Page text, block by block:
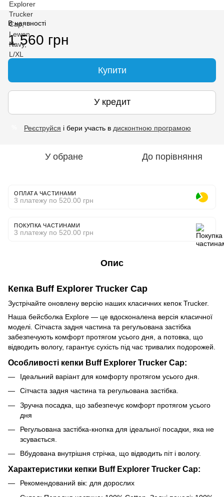
В наявності
1 560 грн
Купити
У кредит
Реєструйся і бери участь в дисконтною програмою
У обране До порівняння
ОПЛАТА ЧАСТИНАМИ
3 платежу по 520.00 грн
ПОКУПКА ЧАСТИНАМИ
3 платежу по 520.00 грн
Опис
Кепка Buff Explorer Trucker Cap
Зустрічайте оновлену версію наших класичних кепок Trucker.
Наша бейсболка Explore — це вдосконалена версія класичної
моделі. Сітчаста задня частина та регульована застібка
забезпечують комфорт протягом усього дня, а потовка, що
відводить вологу, гарантує сухість під час тривалих подорожей.
Особливості кепки Buff Explorer Trucker Cap:
Ідеальний варіант для комфорту протягом усього дня.
Сітчаста задня частина та регульована застібка.
Зручна посадка, що забезпечує комфорт протягом усього
дня
Регульована застібка-кнопка для ідеальної посадки, яка не
зсувається.
Вбудована внутрішня стрічка, що відводить піт і вологу.
Характеристики кепки Buff Explorer Trucker Cap:
Рекомендований вік: для дорослих